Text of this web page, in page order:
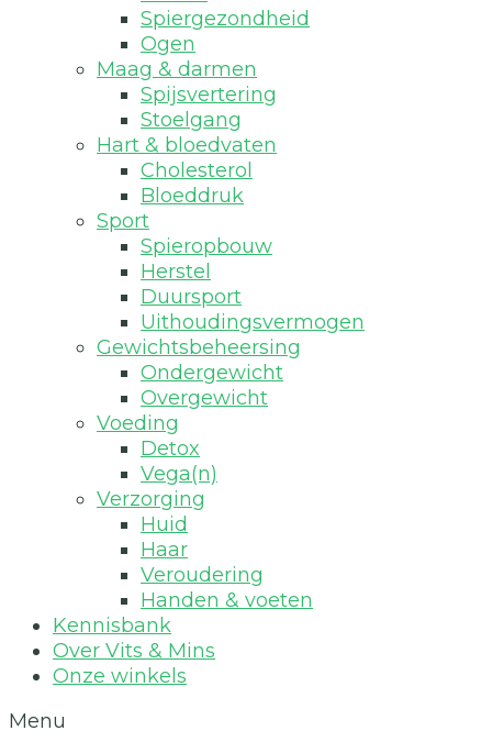
Spiergezondheid
Ogen
Maag & darmen
Spijsvertering
Stoelgang
Hart & bloedvaten
Cholesterol
Bloeddruk
Sport
Spieropbouw
Herstel
Duursport
Uithoudingsvermogen
Gewichtsbeheersing
Ondergewicht
Overgewicht
Voeding
Detox
Vega(n)
Verzorging
Huid
Haar
Veroudering
Handen & voeten
Kennisbank
Over Vits & Mins
Onze winkels
Menu